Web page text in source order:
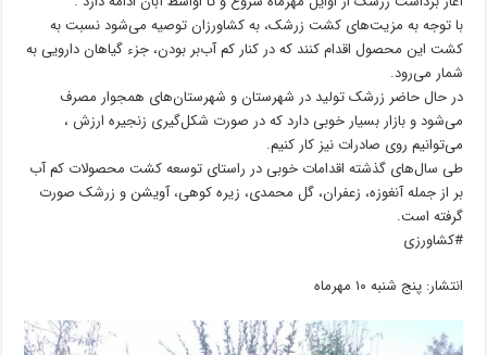
با توجه به مزیت‌های کشت زرشک، به کشاورزان توصیه می‌شود نسبت به
کشت این محصول اقدام کنند که در کنار کم آب‌بر بودن، جزء گیاهان دارویی به
شمار می‌رود.
در حال حاضر زرشک تولید در شهرستان و شهرستان‌های همجوار مصرف
می‌شود و بازار بسیار خوبی دارد که در صورت شکل‌گیری زنجیره ارزش ،
می‌توانیم روی صادرات نیز کار کنیم.
طی سال‌های گذشته اقدامات خوبی در راستای توسعه کشت محصولات کم آب‌
بر از جمله آنغوزه، زعفران، گل محمدی، زیره کوهی، آویشن و زرشک صورت
گرفته است.
#کشاورزی
انتشار: پنج شنبه ۱۰ مهرماه